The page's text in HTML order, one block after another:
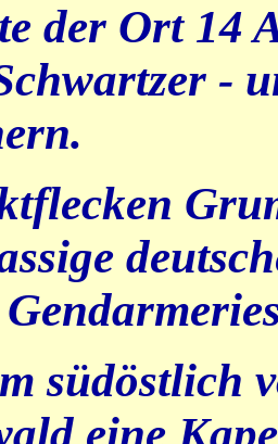
der Ort 14
-
südöstlich
eine